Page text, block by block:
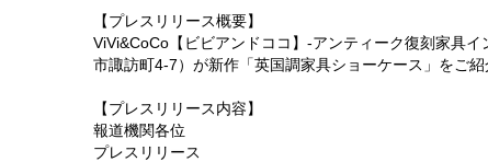
【プレスリリース概要】
ViVi&CoCo【ビビアンドココ】-アンティーク復刻家具
市諏訪町4-7）が新作「英国調家具ショーケース」をご紹
【プレスリリース内容】
報道機関各位
プレスリリース